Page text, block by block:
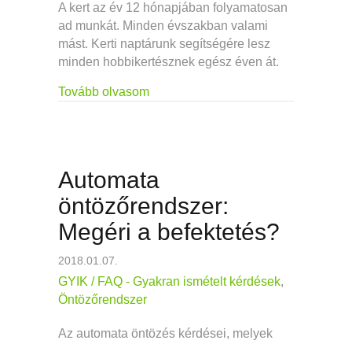
A kert az év 12 hónapjában folyamatosan
ad munkát. Minden évszakban valami
mást. Kerti naptárunk segítségére lesz
minden hobbikertésznek egész éven át.
Tovább olvasomabout Éves teendők a kertben
Automata
öntözőrendszer:
Megéri a befektetés?
2018.01.07.
GYIK / FAQ - Gyakran ismételt kérdések,
Öntözőrendszer
Az automata öntözés kérdései, melyek